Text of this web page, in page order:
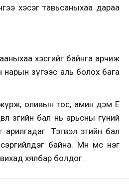
хэсэг тавьсаныхаа дараа
хэсгийг байнга арчиж
нарын зүгээс аль болох бага
жүрж, оливын тос, амин дэм Е
зөгийн бал нь арьсны гүний
Тэгвэл зөгийн бал
байна. Мөн мөсөө нэг
хялбар болдог.